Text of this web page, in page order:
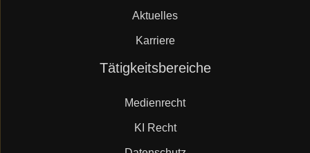
Aktuelles
Karriere
Tätigkeitsbereiche
Medienrecht
KI Recht